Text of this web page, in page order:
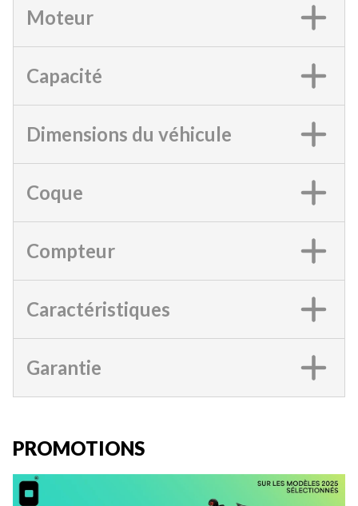
Moteur
Capacité
Dimensions du véhicule
Coque
Compteur
Caractéristiques
Garantie
PROMOTIONS